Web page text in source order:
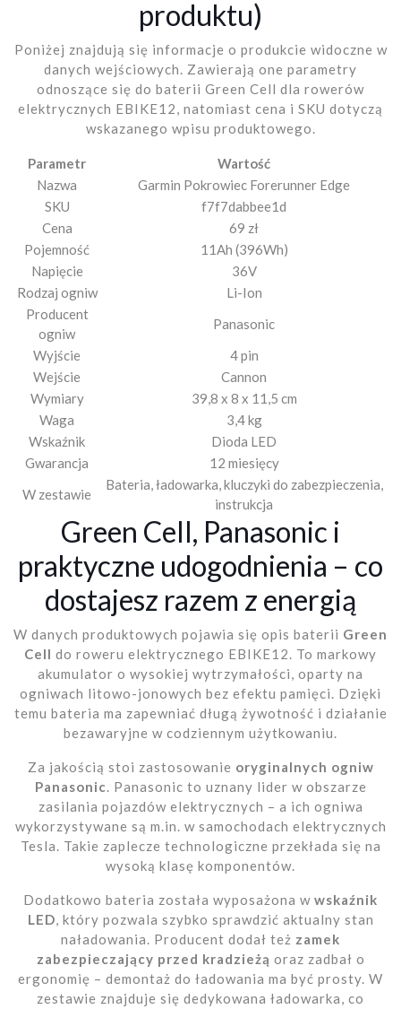
produktu)
Poniżej znajdują się informacje o produkcie widoczne w
danych wejściowych. Zawierają one parametry
odnoszące się do baterii Green Cell dla rowerów
elektrycznych EBIKE12, natomiast cena i SKU dotyczą
wskazanego wpisu produktowego.
Parametr
Wartość
Nazwa
Garmin Pokrowiec Forerunner Edge
SKU
f7f7dabbee1d
Cena
69 zł
Pojemność
11Ah (396Wh)
Napięcie
36V
Rodzaj ogniw
Li-Ion
Producent
ogniw
Panasonic
Wyjście
4 pin
Wejście
Cannon
Wymiary
39,8 x 8 x 11,5 cm
Waga
3,4 kg
Wskaźnik
Dioda LED
Gwarancja
12 miesięcy
W zestawie
Bateria, ładowarka, kluczyki do zabezpieczenia,
instrukcja
Green Cell, Panasonic i
praktyczne udogodnienia – co
dostajesz razem z energią
W danych produktowych pojawia się opis baterii Green
Cell do roweru elektrycznego EBIKE12. To markowy
akumulator o wysokiej wytrzymałości, oparty na
ogniwach litowo-jonowych bez efektu pamięci. Dzięki
temu bateria ma zapewniać długą żywotność i działanie
bezawaryjne w codziennym użytkowaniu.
Za jakością stoi zastosowanie oryginalnych ogniw
Panasonic. Panasonic to uznany lider w obszarze
zasilania pojazdów elektrycznych – a ich ogniwa
wykorzystywane są m.in. w samochodach elektrycznych
Tesla. Takie zaplecze technologiczne przekłada się na
wysoką klasę komponentów.
Dodatkowo bateria została wyposażona w wskaźnik
LED, który pozwala szybko sprawdzić aktualny stan
naładowania. Producent dodał też zamek
zabezpieczający przed kradzieżą oraz zadbał o
ergonomię – demontaż do ładowania ma być prosty. W
zestawie znajduje się dedykowana ładowarka, co